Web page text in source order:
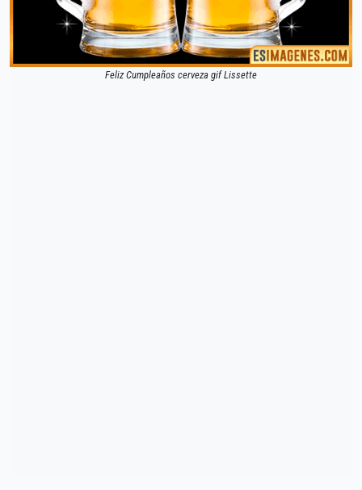
Feliz Cumpleaños cerveza gif Lissette